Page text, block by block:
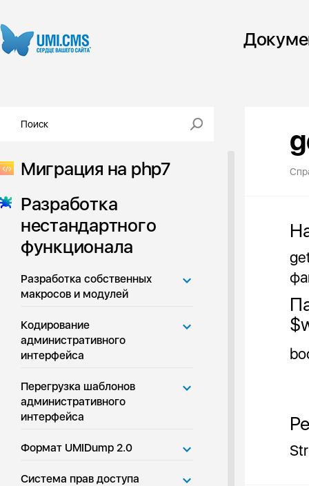
Миграция на php7
Разработка
нестандартного
функционала
Разработка собственных
макросов и модулей
Кодирование
административного
интерфейса
Перегрузка шаблонов
административного
интерфейса
Формат UMIDump 2.0
Система прав доступа